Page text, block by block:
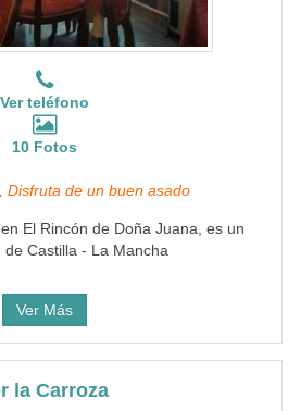
Ver teléfono
10 Fotos
Disfruta de un buen asado
El Rincón de Doña Juana, es un
de Castilla - La Mancha
Ver Más
la Carroza